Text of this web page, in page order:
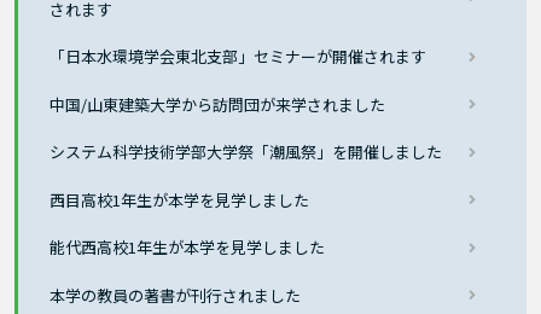
されます
「日本水環境学会東北支部」セミナーが開催されます
中国/山東建築大学から訪問団が来学されました
システム科学技術学部大学祭「潮風祭」を開催しました
西目高校1年生が本学を見学しました
能代西高校1年生が本学を見学しました
本学の教員の著書が刊行されました